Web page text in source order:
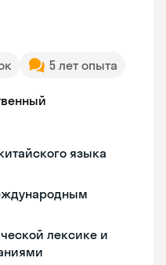
5 лет опыта
языка
лексике и